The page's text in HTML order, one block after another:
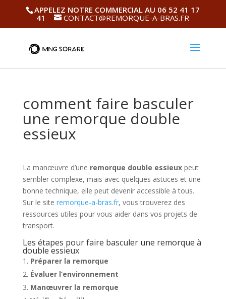
APPELEZ NOTRE COMMERCIAL AU 06 52 41 17
41
CONTACT@REMORQUE-A-BRAS.FR
comment faire basculer
une remorque double
essieux
La manœuvre d’une remorque double essieuxpeut
sembler complexe, mais avec quelques astuces et une
bonne technique, elle peut devenir accessible à tous.
Sur le site remorque-a-bras.fr, vous trouverez des
ressources utiles pour vous aider dans vos projets de
transport.
Les étapes pour faire basculer une remorque à
double essieux
Préparer la remorque
Évaluer l’environnement
Manœuvrer la remorque